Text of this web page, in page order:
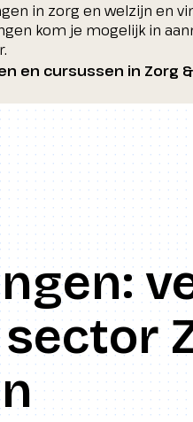
in zorg en welzijn en
kom je mogelijk in
en cursussen in Zorg